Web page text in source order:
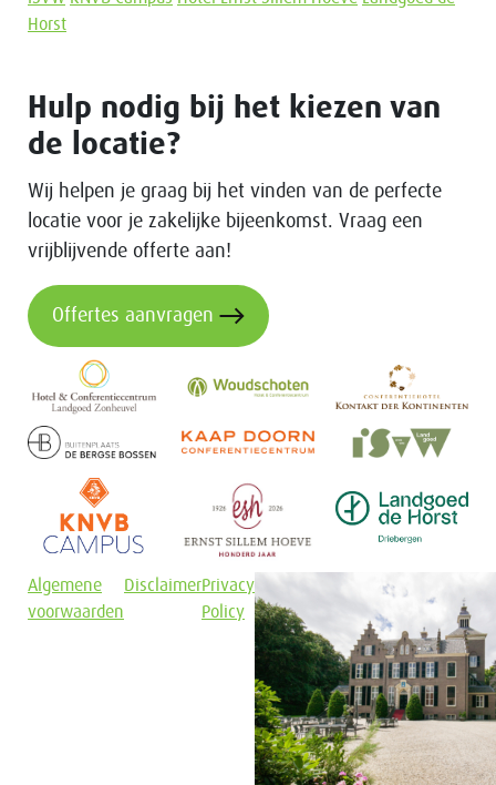
Horst
Hulp nodig bij het kiezen van
de locatie?
Wij helpen je graag bij het vinden van de perfecte
locatie voor je zakelijke bijeenkomst. Vraag een
vrijblijvende offerte aan!
Offertes aanvragen
Algemene
voorwaarden
DisclaimerPrivacy
Policy